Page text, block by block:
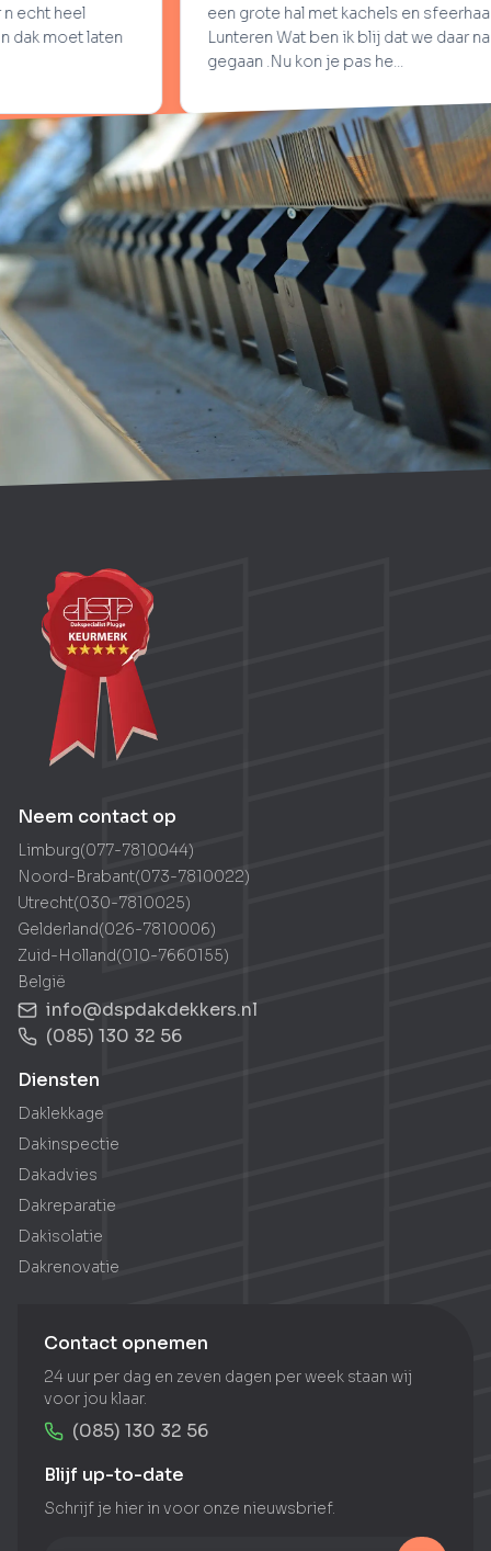
laten
een grote hal met kachels en sfeerhaarden in
Lunteren Wat ben ik blij dat we daar naar toe zijn
gegaan .Nu kon je pas he...
Neem direct contact op met Joris
Neem contact op
Limburg(077-7810044)
Noord-Brabant(073-7810022)
Utrecht(030-7810025)
Gelderland(026-7810006)
Zuid-Holland(010-7660155)
België
info@dspdakdekkers.nl
(085) 130 32 56
Diensten
Daklekkage
Dakinspectie
Dakadvies
Dakreparatie
Dakisolatie
Dakrenovatie
Contact opnemen
24 uur per dag en zeven dagen per week staan wij
voor jou klaar.
(085) 130 32 56
Blijf up-to-date
Schrijf je hier in voor onze nieuwsbrief.